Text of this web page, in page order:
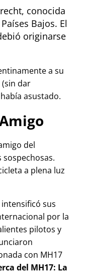
conocida
Bajos. El
originarse
a su
(sin dar
asustado.
del
a plena luz
sus
por la
pilotos y
con MH17
del MH17: La